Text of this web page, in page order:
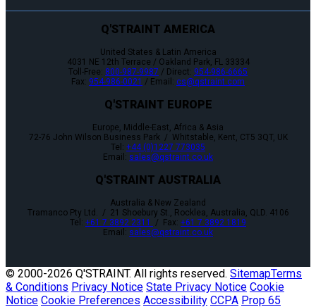
Q'STRAINT AMERICA
United States & Latin America
4031 NE 12th Terrace / Oakland Park, FL 33334
Toll-Free: 800-987-9987 / Direct: 954-986-6665
Fax: 954-986-0021 / Email: cs@qstraint.com
Q'STRAINT EUROPE
Europe, Middle-East, Africa & Asia
72-76 John Wilson Business Park / Whitstable, Kent, CT5 3QT, UK
Tel: +44 (0)1227 773035
Email: sales@qstraint.co.uk
Q'STRAINT AUSTRALIA
Australia & New Zealand
Tramanco Pty Ltd. / 21 Shoebury St., Rocklea, Australia, QLD. 4106
Tel: +61 7 3892 2311 / Fax: +61 7 3892 1819
Email: sales@qstraint.co.uk
© 2000-2026 Q'STRAINT. All rights reserved. SitemapTerms
& Conditions Privacy Notice State Privacy Notice Cookie
Notice Cookie Preferences Accessibility CCPA Prop 65